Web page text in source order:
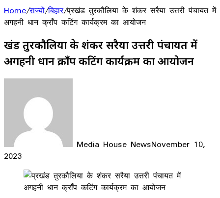
Home/राज्यों/बिहार/प्रखंड तुरकौलिया के शंकर सरैया उत्तरी पंचायत में
अगहनी धान क्राँप कटिंग कार्यक्रम का आयोजन
प्रखंड तुरकौलिया के शंकर सरैया उत्तरी पंचायत में
अगहनी धान क्राँप कटिंग कार्यक्रम का आयोजन
Media House NewsNovember 10,
2023
Facebook
LinkedIn
WhatsApp
Telegram